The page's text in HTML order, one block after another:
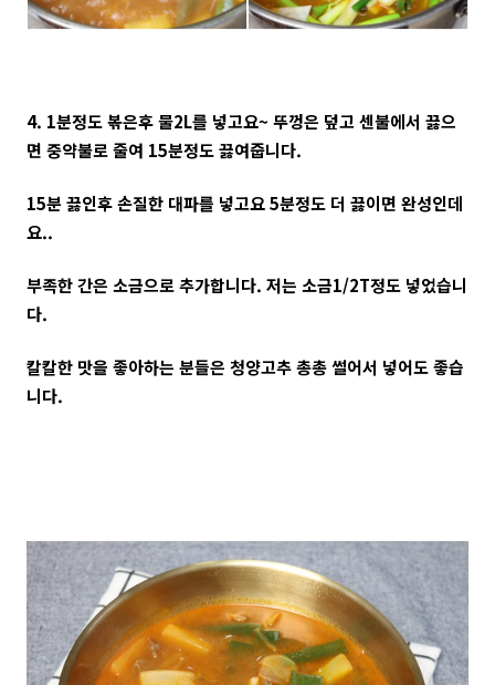
4. 1분정도 볶은후 물2L를 넣고요~ 뚜껑은 덮고 센불에서 끓으
면 중약불로 줄여 15분정도 끓여줍니다.
15분 끓인후 손질한 대파를 넣고요 5분정도 더 끓이면 완성인데
요..
부족한 간은 소금으로 추가합니다. 저는 소금1/2T정도 넣었습니
다.
칼칼한 맛을 좋아하는 분들은 청양고추 총총 썰어서 넣어도 좋습
니다.